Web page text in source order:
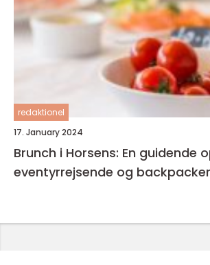
redaktionel
17. January 2024
Brunch i Horsens: En guidende
eventyrrejsende og